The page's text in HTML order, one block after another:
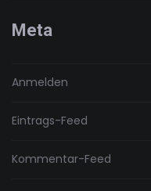
Meta
Anmelden
Eintrags-Feed
Kommentar-Feed